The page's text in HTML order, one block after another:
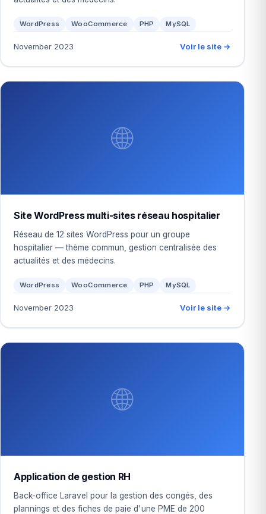
WordPress WooCommerce PHP MySQL
November 2023 Voir le site →
🌐
Site WordPress multi-sites réseau hospitalier
Réseau de 12 sites WordPress pour un groupe
hospitalier — thème commun, gestion centralisée des
actualités et des médecins.
WordPress WooCommerce PHP MySQL
November 2023 Voir le site →
🌐
Application de gestion RH
Back-office Laravel pour la gestion des congés, des
plannings et des fiches de paie d'une PME de 200